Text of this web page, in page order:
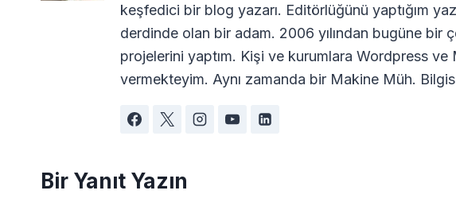
keşfedici bir blog yazarı. Editörlüğünü yaptığım
derdinde olan bir adam. 2006 yılından bugüne bir
projelerini yaptım. Kişi ve kurumlara Wordpress ve
vermekteyim. Aynı zamanda bir Makine Müh.
Bir Yanıt Yazın